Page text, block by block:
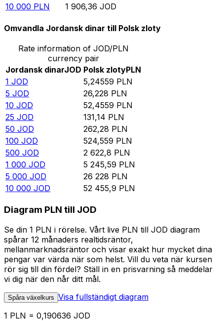
10 000 PLN 1 906,36 JOD
Omvandla Jordansk dinar till Polsk zloty
Rate information of JOD/PLN
currency pair
Jordansk dinarJOD Polsk zlotyPLN
1 JOD 5,24559 PLN
5 JOD 26,228 PLN
10 JOD 52,4559 PLN
25 JOD 131,14 PLN
50 JOD 262,28 PLN
100 JOD 524,559 PLN
500 JOD 2 622,8 PLN
1 000 JOD 5 245,59 PLN
5 000 JOD 26 228 PLN
10 000 JOD 52 455,9 PLN
Diagram PLN till JOD
Se din 1 PLN i rörelse. Vårt live PLN till JOD diagram
spårar 12 månaders realtidsräntor,
mellanmarknadsräntor och visar exakt hur mycket dina
pengar var värda när som helst. Vill du veta när kursen
rör sig till din fördel? Ställ in en prisvarning så meddelar
vi dig när den når ditt mål.
Spåra växelkurs Visa fullständigt diagram
1 PLN = 0,190636 JOD